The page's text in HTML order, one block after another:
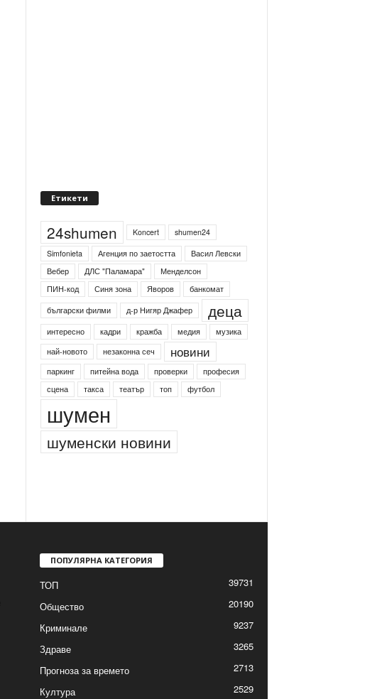
Етикети
24shumen Koncert
shumen24
Simfonieta
Агенция по заетостта
Васил Левски
Вебер
ДЛС "Паламара"
Менделсон
ПИН-код
Синя зона Яворов
банкомат
български филми
д-р Нигяр Джафер деца
интересно кадри кражба медия
музика
най-новото
незаконна сеч новини
паркинг питейна вода проверки
професия
сцена
такса театър топ футбол
шумен
шуменски новини
ПОПУЛЯРНА КАТЕГОРИЯ
ТОП
39731
Общество
20190
Криминале
9237
Здраве
3265
Прогноза за времето
2713
Култура
2529